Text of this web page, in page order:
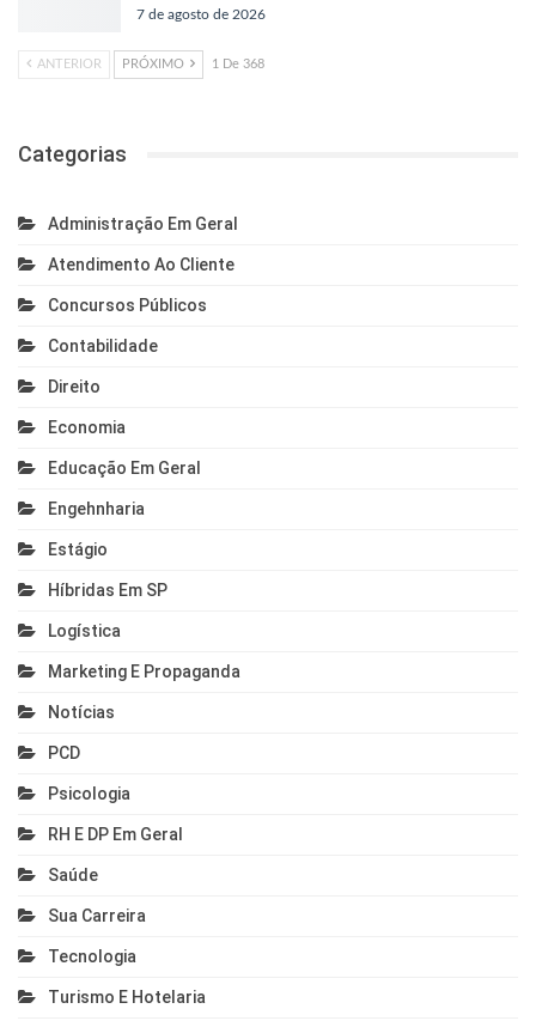
7 de agosto de 2026
ANTERIOR PRÓXIMO 1 De 368
Categorias
Administração Em Geral
Atendimento Ao Cliente
Concursos Públicos
Contabilidade
Direito
Economia
Educação Em Geral
Engehnharia
Estágio
Híbridas Em SP
Logística
Marketing E Propaganda
Notícias
PCD
Psicologia
RH E DP Em Geral
Saúde
Sua Carreira
Tecnologia
Turismo E Hotelaria